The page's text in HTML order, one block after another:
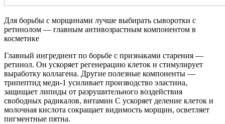
Для борьбы с морщинами лучше выбирать сыворотки с
ретинолом — главным антивозрастным компонентом в
косметике
Главный ингредиент по борьбе с признаками старения —
ретинол. Он ускоряет регенерацию клеток и стимулирует
выработку коллагена. Другие полезные компоненты —
трипептид меди-1 усиливает производство эластина,
защищает липиды от разрушительного воздействия
свободных радикалов, витамин C ускоряет деление клеток и
молочная кислота сокращает видимость морщин, осветляет
пигментные пятна.